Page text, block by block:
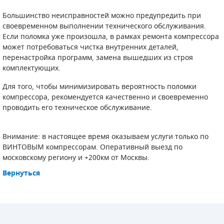
Большинство неисправностей можно предупредить при
своевременном выполнении технического обслуживания.
Если поломка уже произошла, в рамках ремонта компрессора
может потребоваться чистка внутренних деталей,
перенастройка программ, замена вышедших из строя
комплектующих.
Для того, чтобы минимизировать вероятность поломки
компрессора, рекомендуется качественно и своевременно
проводить его техническое обслуживание.
Внимание: в настоящее время оказываем услуги только по
ВИНТОВЫМ компрессорам. Оперативный выезд по
московскому региону и +200км от Москвы.
Вернуться